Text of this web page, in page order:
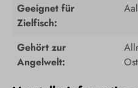
Geeignet für
Zielfisch:
Gehört zur
Angelwelt: